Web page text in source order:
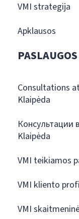
VMI strategija
Apklausos
PASLAUGOS
Consultations
Klaipėda
Консультации
Klaipėda
VMI teikiamos
VMI kliento
VMI